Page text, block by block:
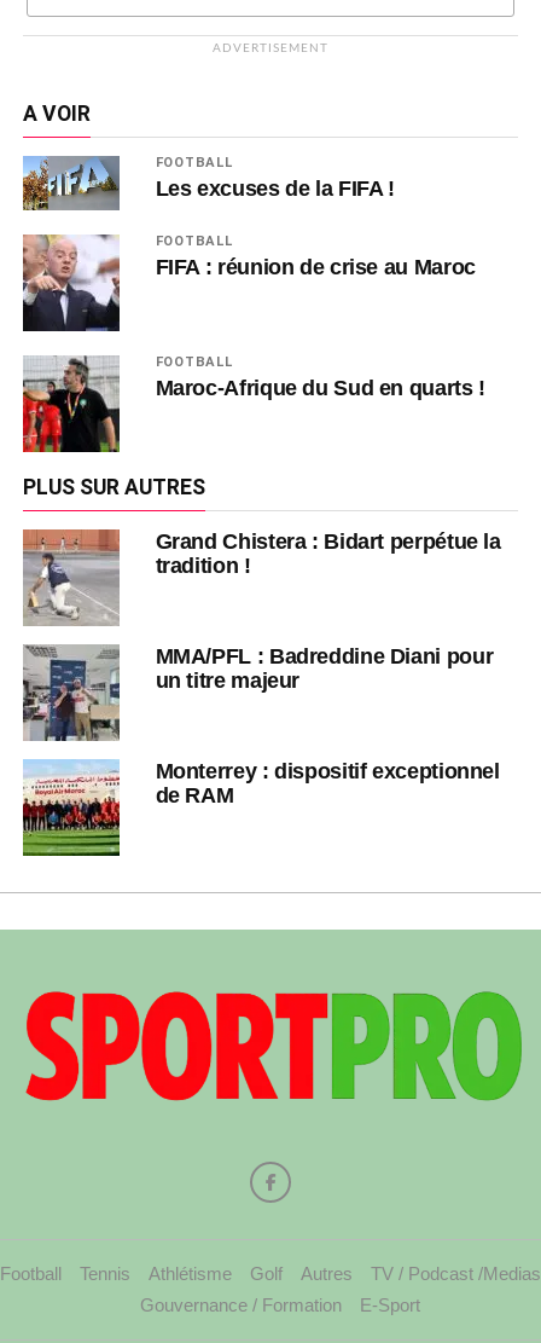
ADVERTISEMENT
A VOIR
FOOTBALL
Les excuses de la FIFA !
FOOTBALL
FIFA : réunion de crise au Maroc
FOOTBALL
Maroc-Afrique du Sud en quarts !
PLUS SUR AUTRES
Grand Chistera : Bidart perpétue la
tradition !
MMA/PFL : Badreddine Diani pour
un titre majeur
Monterrey : dispositif exceptionnel
de RAM
Football Tennis Athlétisme Golf Autres
TV / Podcast /Medias
Gouvernance / Formation
E-Sport